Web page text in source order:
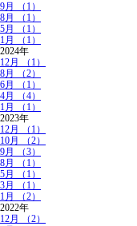
9月 （1）
8月 （1）
5月 （1）
1月 （1）
2024年
12月 （1）
8月 （2）
6月 （1）
4月 （4）
1月 （1）
2023年
12月 （1）
10月 （2）
9月 （3）
8月 （1）
5月 （1）
3月 （1）
1月 （2）
2022年
12月 （2）